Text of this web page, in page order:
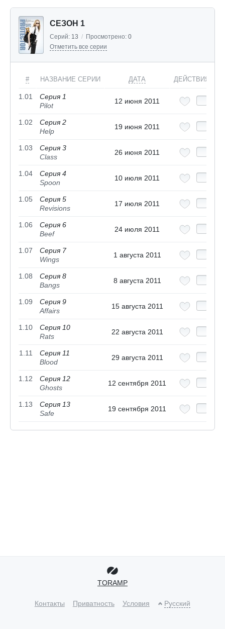
СЕЗОН 1
Серий: 13 / Просмотрено: 0
Отметить все серии
# НАЗВАНИЕ СЕРИИ ДАТА ДЕЙСТВИЯ
1.01
Серия 1
Pilot
12 июня 2011
1.02
Серия 2
Help
19 июня 2011
1.03
Серия 3
Class
26 июня 2011
1.04
Серия 4
Spoon
10 июля 2011
1.05
Серия 5
Revisions
17 июля 2011
1.06
Серия 6
Beef
24 июля 2011
1.07
Серия 7
Wings
1 августа 2011
1.08
Серия 8
Bangs
8 августа 2011
1.09
Серия 9
Affairs
15 августа 2011
1.10
Серия 10
Rats
22 августа 2011
1.11
Серия 11
Blood
29 августа 2011
1.12
Серия 12
Ghosts
12 сентября 2011
1.13
Серия 13
Safe
19 сентября 2011
TORAMP
Контакты Приватность Условия Русский